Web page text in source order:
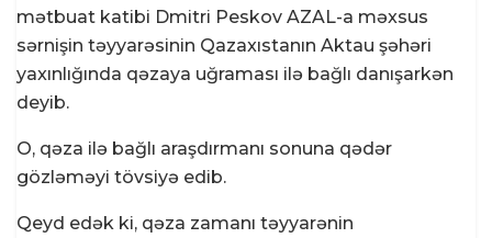
mətbuat katibi Dmitri Peskov AZAL-a məxsus
sərnişin təyyarəsinin Qazaxıstanın Aktau şəhəri
yaxınlığında qəzaya uğraması ilə bağlı danışarkən
deyib.
O, qəza ilə bağlı araşdırmanı sonuna qədər
gözləməyi tövsiyə edib.
Qeyd edək ki, qəza zamanı təyyarənin